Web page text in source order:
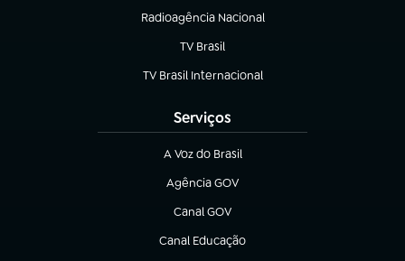
Radioagência Nacional
(abre em nova aba)
TV Brasil
(abre em nova aba)
TV Brasil Internacional
(abre em nova aba)
Serviços
A Voz do Brasil
(abre em nova aba)
Agência GOV
(abre em nova aba)
Canal GOV
(abre em nova aba)
Canal Educação
(abre em nova aba)